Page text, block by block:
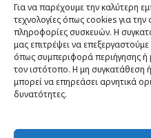
Για να παρέχουμε την καλύτερη
τεχνολογίες όπως cookies για
πληροφορίες συσκευών. Η
μας επιτρέψει να
όπως συμπεριφορά περιήγησης ή
τον ιστότοπο. Η μη συγκατάθεση
μπορεί να επηρεάσει αρνητικά
δυνατότητες.
Θέσεις
Πρόσωπα
Όργανα και ομάδες
Βίντεο
Δελτία Τύπου